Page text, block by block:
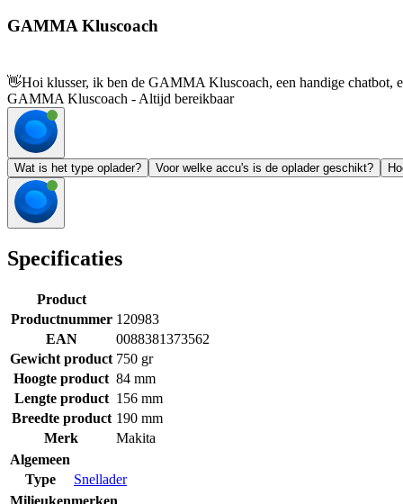
GAMMA Kluscoach
👋Hoi klusser, ik ben de GAMMA Kluscoach, een handige chatbot,
GAMMA Kluscoach - Altijd bereikbaar
Wat is het type oplader? Voor welke accu's is de oplader geschikt?
Specificaties
Product
Productnummer 120983
EAN
0088381373562
Gewicht product 750 gr
Hoogte product 84 mm
Lengte product 156 mm
Breedte product 190 mm
Merk
Makita
Algemeen
Type
Snellader
Milieukenmerken